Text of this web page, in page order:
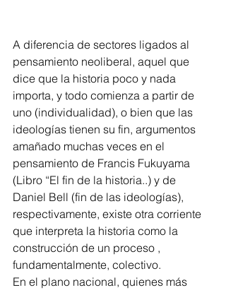
A diferencia de sectores ligados al
pensamiento neoliberal, aquel que
dice que la historia poco y nada
importa, y todo comienza a partir de
uno (individualidad), o bien que las
ideologías tienen su fin, argumentos
amañado muchas veces en el
pensamiento de Francis Fukuyama
(Libro “El fin de la historia..) y de
Daniel Bell (fin de las ideologías),
respectivamente, existe otra corriente
que interpreta la historia como la
construcción de un proceso ,
fundamentalmente, colectivo.
En el plano nacional, quienes más